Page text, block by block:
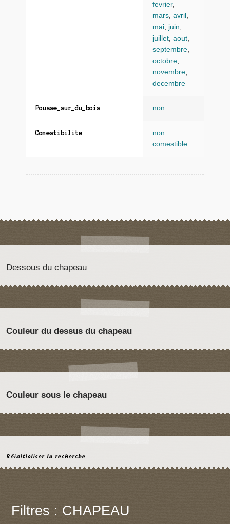
fevrier,
mars, avril ,
mai, juin,
juillet, aout,
septembre,
octobre,
novembre,
decembre
Pousse_sur_du_bois non
Comestibilite
non
comestible
Dessous du chapeau
Couleur du dessus du chapeau
Couleur sous le chapeau
Réinitialiser la recherche
Filtres : CHAPEAU